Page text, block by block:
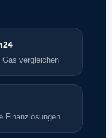
vergleichen
Finanzlösungen